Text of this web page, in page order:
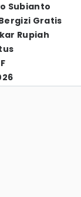
Subianto
Gratis
Rupiah